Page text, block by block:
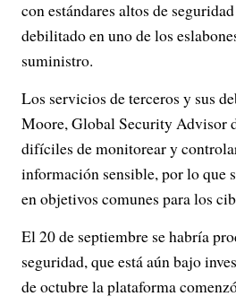
con estándares altos de
debilitado en uno de los
suministro.
Los servicios de terceros y sus
Moore, Global Security Advisor
difíciles de monitorear y
información sensible, por lo que
en objetivos comunes para los
El 20 de septiembre se habría
seguridad, que está aún bajo
de octubre la plataforma